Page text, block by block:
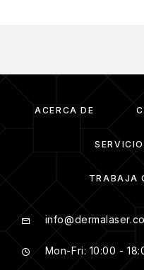
ACERCA DE
TRABAJA
Mon-Fri: 10:00 -